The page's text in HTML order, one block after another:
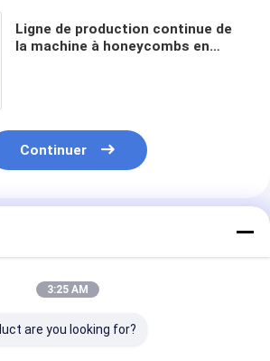
Ligne de production continue de
la machine à honeycombs en
Continuer
3:25 AM
are you looking for?